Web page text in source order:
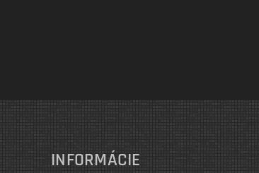
INFORMÁCIE